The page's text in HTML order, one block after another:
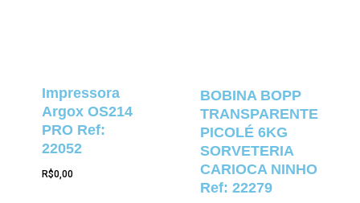
Impressora
Argox OS214
PRO Ref:
22052
R$0,00
BOBINA BOPP
TRANSPARENTE
PICOLÉ 6KG
SORVETERIA
CARIOCA NINHO
Ref: 22279